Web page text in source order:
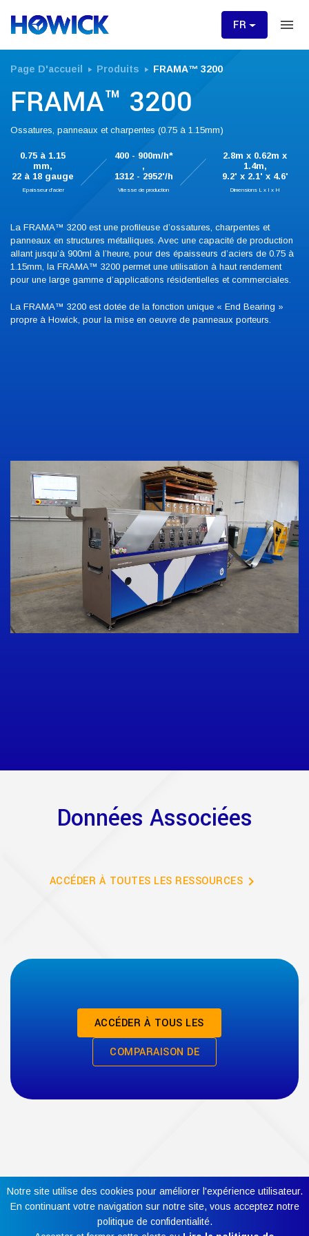
FR
Page D'accueil Produits FRAMA™ 3200
FRAMA™ 3200
Ossatures, panneaux et charpentes (0.75 à 1.15mm)
0.75 à 1.15
mm,
22 à 18 gauge
Epaisseur d'acier
400 - 900m/h*
,
1312 - 2952'/h
Vitesse de production
2.8m x 0.62m x
1.4m,
9.2' x 2.1' x 4.6'
Dimensions L x I x H
La FRAMA™ 3200 est une profileuse d’ossatures, charpentes et
panneaux en structures métalliques. Avec une capacité de production
allant jusqu’à 900ml à l’heure, pour des épaisseurs d’aciers de 0.75 à
1.15mm, la FRAMA™ 3200 permet une utilisation à haut rendement
pour une large gamme d’applications résidentielles et commerciales.
La FRAMA™ 3200 est dotée de la fonction unique « End Bearing »
propre à Howick, pour la mise en oeuvre de panneaux porteurs.
Données Associées
ACCÉDER À TOUTES LES RESSOURCES chevron_right
ACCÉDER À TOUS LES
COMPARAISON DE
Notre site utilise des cookies pour améliorer l'expérience utilisateur.
En continuant votre navigation sur notre site, vous acceptez notre
politique de confidentialité.